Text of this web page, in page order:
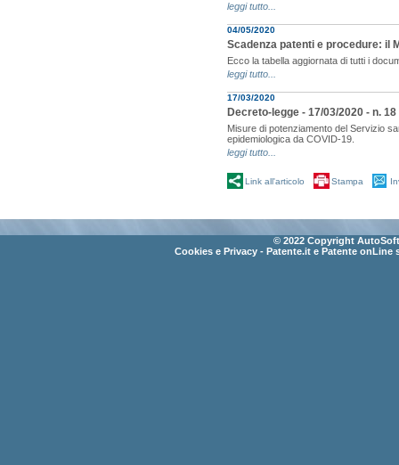
leggi tutto...
04/05/2020
Scadenza patenti e procedure: il
Ecco la tabella aggiornata di tutti i
leggi tutto...
17/03/2020
Decreto-legge - 17/03/2020 - n.
Misure di potenziamento del Servizio
epidemiologica da COVID-19.
leggi tutto...
Link all'articolo Stampa
© 2022 Copyright
Cookies e Privacy - Patente.it e Patente onLine